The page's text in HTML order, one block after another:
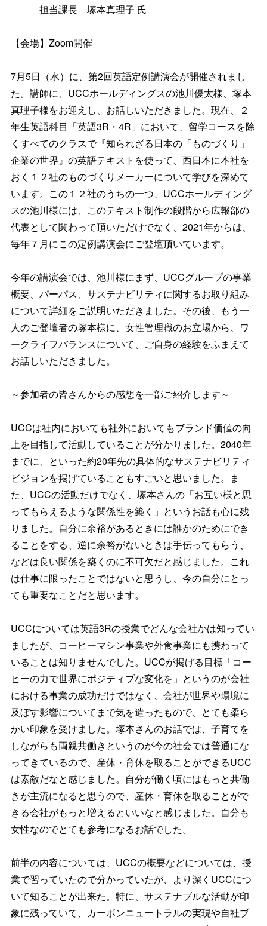
担当課長 塚本真理子 氏
【会場】 Zoom開催
7月5日（水）に、第2回英語定例講演会が開催されまし
た。 講師に、 UCCホールディングスの池川優太様、 塚本
真理子様をお迎えし、 お話しいただきました。現在、
２
年生英語科目「英語3R・4R」において、留学コースを除
くすべてのクラスで『知られざる日本の「ものづくり」
企業の世界』 の英語テキストを使って、 西日本に本社を
おく１２社のものづくりメーカーについて学びを深めて
います。 この１２社のうちの一つ、 UCCホールディング
スの池川様には、 このテキスト制作の段階から広報部の
代表として関わって頂いただけでなく、2021年からは、
毎年７月にこの定例講演会にご登壇頂いています。
今年の講演会では、池川様にまず、UCCグループの事業
概要、 パーパス、 サステナビリティに関するお取り組み
について詳細をご説明いただきました。その後、もう一
人のご登壇者の塚本様に、 女性管理職のお立場から、ワ
ークライフバランスについて、 ご自身の経験をふまえて
お話しいただきました。
～参加者の皆さんからの感想を一部ご紹介します～
UCCは社内においても社外においてもブランド価値の向
上を目指して活動していることが分かりました。2040年
までに、 といった約20年先の具体的なサステナビリティ
ビジョンを掲げていることもすごいと思いました。ま
た、UCCの活動だけでなく、 塚本さんの「お互い様と思
ってもらえるような関係性を築く」 というお話も心に残
りました。 自分に余裕があるときには誰かのためにでき
ることをする、 逆に余裕がないときは手伝ってもらう、
などは良い関係を築くのに不可欠だと感じました。 これ
は仕事に限ったことではないと思うし、 今の自分にとっ
ても重要なことだと思います。
UCCについては英語3Rの授業でどんな会社かは知ってい
ましたが、 コーヒーマシン事業や外食事業にも携わって
いることは知りませんでした。UCCが掲げる目標「コー
ヒーの力で世界にポジティブな変化を」 というのが会社
における事業の成功だけではなく、 会社が世界や環境に
及ぼす影響についてまで気を遣ったもので、 とても柔ら
かい印象を受けました。塚本さんのお話では、 子育てを
しながらも両親共働きというのが今の社会では普通にな
ってきているので、産休・ 育休を取ることができるUCC
は素敵だなと感じました。 自分が働く頃にはもっと共働
きが主流になると思うので、産休・ 育休を取ることがで
きる会社がもっと増えるといいなと感じました。自分も
女性なのでとても参考になるお話でした。
前半の内容については、UCCの概要などについては、 授
業で習っていたので分かっていたが、 より深くUCCにつ
いて知ることが出来た。特に、 サステナブルな活動が印
象に残っていて、 カーボンニュートラルの実現や自社ブ